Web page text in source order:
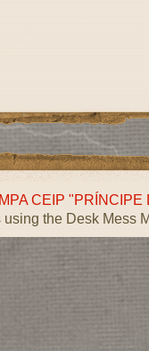
CEIP "PRÍNCIPE
using the Desk Mess